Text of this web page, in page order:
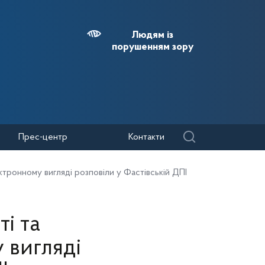
Людям із
порушенням зору
Прес-центр Контакти
вигляді розповіли у Фастівській ДПІ
та